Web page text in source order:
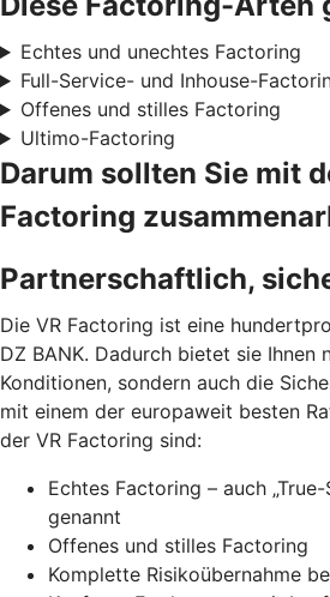
Echtes und unechtes Factoring
Full-Service- und Inhouse-
Offenes und stilles Factoring
Ultimo-Factoring
Darum sollten Sie mit
Factoring
Partnerschaftlich,
Die VR Factoring ist eine
DZ BANK. Dadurch bietet sie Ihnen
Konditionen, sondern auch die
mit einem der europaweit besten
der VR Factoring sind:
Echtes Factoring – auch
genannt
Offenes und stilles Factoring
Komplette Risikoübernahme